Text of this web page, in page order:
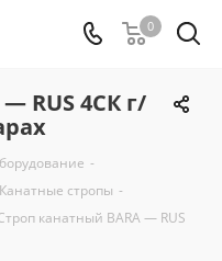
0
RUS 4СК г/
-
Канатные стропы -
канатный BARA — RUS